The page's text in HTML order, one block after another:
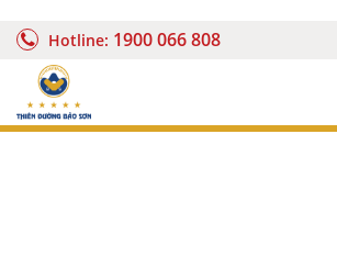
Hotline: 1900 066 808